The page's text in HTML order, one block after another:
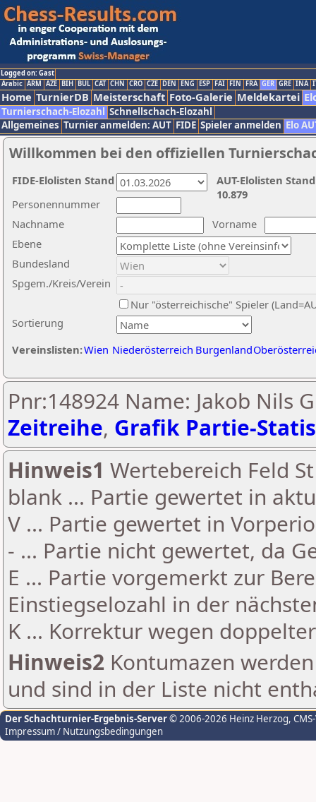
Logged on: Gast
Arabic ARM AZE BIH BUL CAT CHN CRO CZE DEN ENG ESP FAI FIN FRA GER GRE INA
Home TurnierDB Meisterschaft Foto-Galerie Meldekartei
Turnierschach-Elozahl Schnellschach-Elozahl
Allgemeines Turnier anmelden: AUT FIDE Spieler anmelden Elo
Willkommen bei den offiziellen
Nachname
Vorname
Ebene
Sortierung
Personennummer
Bundesland
Spgem./Kreis/Verein
Nur "österreichische" Spieler
Vereinslisten:Wien Niederösterreich Burgenland
AUT-Elolisten
10.879
FIDE-Elolisten Stand
Pnr:148924 Name: Jakob Nils
Zeitreihe, Grafik Partie-
Hinweis1 Wertebereich Feld
blank ... Partie gewertet in
V ... Partie gewertet in
- ... Partie nicht gewertet, da
E ... Partie vorgemerkt zur
Einstiegselozahl in der
K ... Korrektur wegen
Hinweis2 Kontumazen
und sind in der Liste nicht
Der Schachturnier-Ergebnis-Server© 2006-2026 Heinz Herzog,
Impressum / Nutzungsbedingungen